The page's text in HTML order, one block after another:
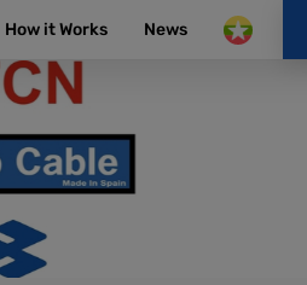
How it Works News